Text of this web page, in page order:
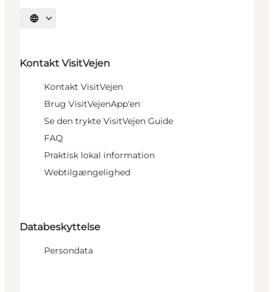
Vælg sprog
Kontakt VisitVejen
Kontakt VisitVejen
Brug VisitVejenApp'en
Se den trykte VisitVejen Guide
FAQ
Praktisk lokal information
Webtilgængelighed
Databeskyttelse
Persondata